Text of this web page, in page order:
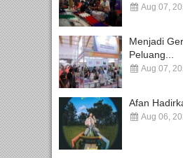
Aug 07,
Menjadi
Peluang...
Aug 07,
Afan
Aug 06,